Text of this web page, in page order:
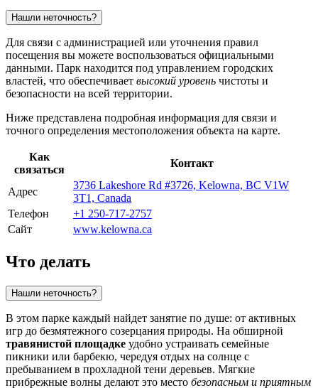
Нашли неточность?
Для связи с администрацией или уточнения правил
посещения вы можете воспользоваться официальными
данными. Парк находится под управлением городских
властей, что обеспечивает высокий уровень чистоты и
безопасности на всей территории.
Ниже представлена подробная информация для связи и
точного определения местоположения объекта на карте.
Как
связаться
Контакт
Адрес
3736 Lakeshore Rd #3726, Kelowna, BC V1W
3T1, Canada
Телефон
+1 250-717-2757
Сайт
www.kelowna.ca
Что делать
Нашли неточность?
В этом парке каждый найдет занятие по душе: от активных
игр до безмятежного созерцания природы. На обширной
травянистой площадке удобно устраивать семейные
пикники или барбекю, чередуя отдых на солнце с
пребыванием в прохладной тени деревьев. Мягкие
прибрежные волны делают это место безопасным и приятным